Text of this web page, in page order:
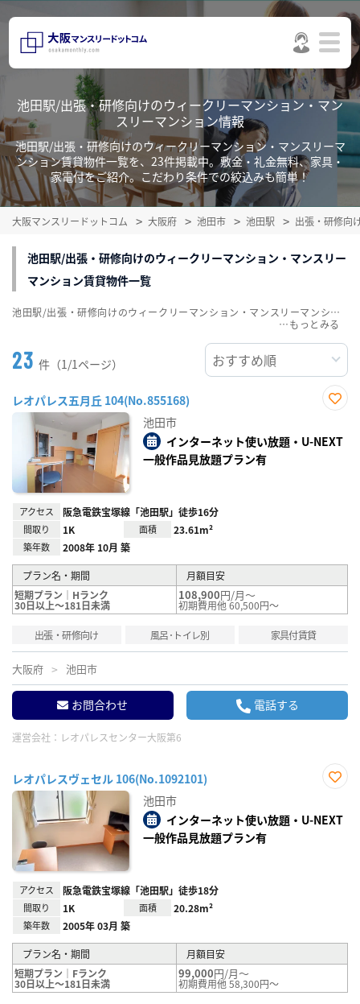
池田駅/出張・研修向けのウィークリーマンション・マン
スリーマンション情報
池田駅/出張・研修向けのウィークリーマンション・マンスリーマ
ンション賃貸物件一覧を、23件掲載中。敷金・礼金無料、家具・
家電付をご紹介。こだわり条件での絞込みも簡単！
大阪マンスリードットコム 大阪府 池田市 池田駅 出張・研修向
池田駅/出張・研修向けのウィークリーマンション・マンスリー
マンション賃貸物件一覧
23 件（1/1ページ）
レオパレス五月丘 104(No.855168)
り登
録
池田市
インターネット使い放題・U-NEXT
一般作品見放題プラン有
アクセス 阪急電鉄宝塚線「池田駅」徒歩16分
間取り 1K 面積 23.61m²
築年数 2008年 10月 築
プラン名・期間
月額目安
短期プラン｜Hランク
30日以上～181日未満
108,900円/月～
初期費用他 60,500円～
出張・研修向け 風呂･トイレ別 家具付賃貸
大阪府 池田市
お問合わせ 電話する
運営会社： レオパレスセンター大阪第6
レオパレスヴェセル 106(No.1092101)
り登
録
池田市
インターネット使い放題・U-NEXT
一般作品見放題プラン有
アクセス 阪急電鉄宝塚線「池田駅」徒歩18分
間取り 1K 面積 20.28m²
築年数 2005年 03月 築
プラン名・期間
月額目安
短期プラン｜Fランク
30日以上～181日未満
99,000円/月～
初期費用他 58,300円～
池田駅/出張・研修向けのウィークリーマンション・マンスリーマンション賃貸物件一覧を、23件掲載中。敷金・礼金無料、家具・家電付をご紹介。こだわり条件での絞込みも簡単！
…